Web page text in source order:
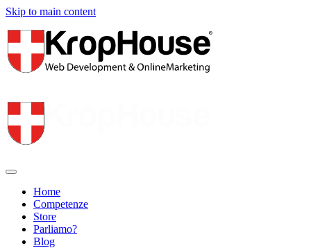
Skip to main content
Home
Competenze
Store
Parliamo?
Blog